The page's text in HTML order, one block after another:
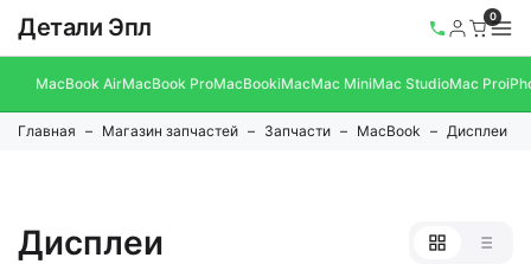
Детали Эпл 0
MacBook AirMacBook ProMacBookiMacMac MiniMac StudioMac Pro
Главная Магазин запчастей Запчасти MacBook Дисплеи
Дисплеи